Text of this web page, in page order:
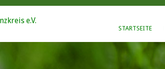
STARTSEITE